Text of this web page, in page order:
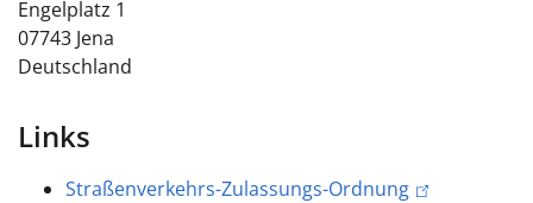
Engelplatz 1
07743 Jena
Deutschland
Links
Straßenverkehrs-Zulassungs-Ordnung